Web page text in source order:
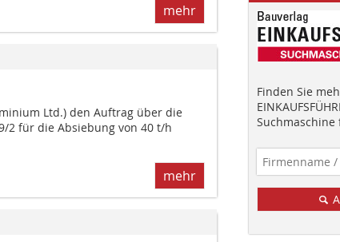
mehr
Ltd.) den Auftrag über die
2 für die Absiebung von 40 t/h
mehr
Finden Sie